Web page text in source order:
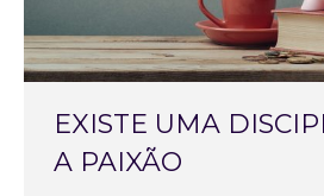
EXISTE UMA
A PAIXÃO